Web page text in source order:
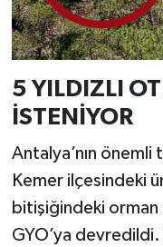
5 YILDIZLI
İSTENİYOR
Antalya’nın
Kemer ilçesindeki
bitişiğindeki orman
GYO’ya